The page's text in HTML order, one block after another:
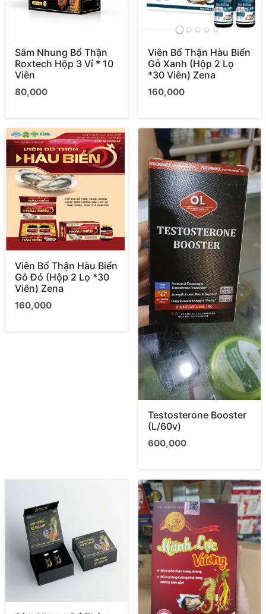
Sâm Nhung Bổ Thận
Roxtech Hộp 3 Vỉ * 10
Viên
80,000
Viên Bổ Thận Hàu Biển
Gỗ Xanh (Hộp 2 Lọ
*30 Viên) Zena
160,000
Viên Bổ Thận Hàu Biển
Gỗ Đỏ (Hộp 2 Lọ *30
Viên) Zena
160,000
Testosterone Booster
(L/60v)
600,000